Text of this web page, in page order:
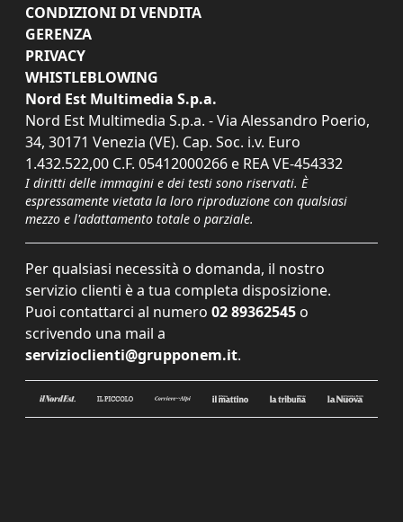
CONDIZIONI DI VENDITA
GERENZA
PRIVACY
WHISTLEBLOWING
Nord Est Multimedia S.p.a.
Nord Est Multimedia S.p.a. - Via Alessandro Poerio,
34, 30171 Venezia (VE). Cap. Soc. i.v. Euro
1.432.522,00 C.F. 05412000266 e REA VE-454332
I diritti delle immagini e dei testi sono riservati. È
espressamente vietata la loro riproduzione con qualsiasi
mezzo e l'adattamento totale o parziale.
Per qualsiasi necessità o domanda, il nostro
servizio clienti è a tua completa disposizione.
Puoi contattarci al numero 02 89362545 o
scrivendo una mail a
servizioclienti@grupponem.it.